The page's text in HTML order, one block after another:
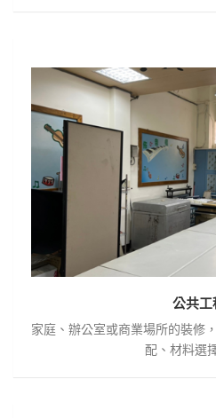
公
共
工
公共工
家庭、辦公室或商業場所的裝修
配、材料選